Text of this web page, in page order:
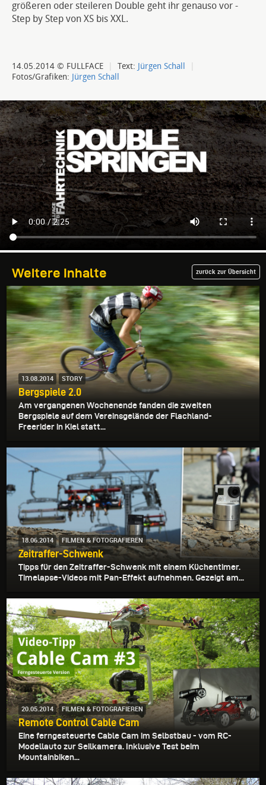
größeren oder steileren Double geht ihr genauso vor -
Step by Step von XS bis XXL.
14.05.2014 © FULLFACE Text: Jürgen Schall
Fotos/Grafiken:
Jürgen Schall
Weitere Inhalte zurück zur Übersicht
13.08.2014 STORY
Bergspiele 2.0
Am vergangenen Wochenende fanden die zweiten
Bergspiele auf dem Vereinsgelände der Flachland-
Freerider in Kiel statt...
18.06.2014 FILMEN & FOTOGRAFIEREN
Zeitraffer-Schwenk
Tipps für den Zeitraffer-Schwenk mit einem Küchentimer.
Timelapse-Videos mit Pan-Effekt aufnehmen. Gezeigt am...
20.05.2014 FILMEN & FOTOGRAFIEREN
Remote Control Cable Cam
Eine ferngesteuerte Cable Cam im Selbstbau - vom RC-
Modellauto zur Seilkamera. Inklusive Test beim
Mountainbiken...